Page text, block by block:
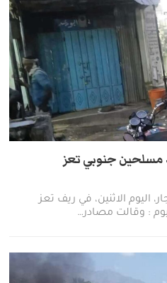
مسلحين جنوبي تعز
اليوم الاثنين، في ريف تعز
: وقالت مصادر…